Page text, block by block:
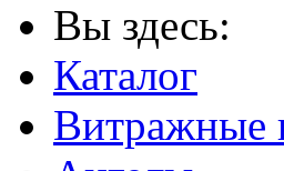
Вы здесь:
Каталог
Витражные